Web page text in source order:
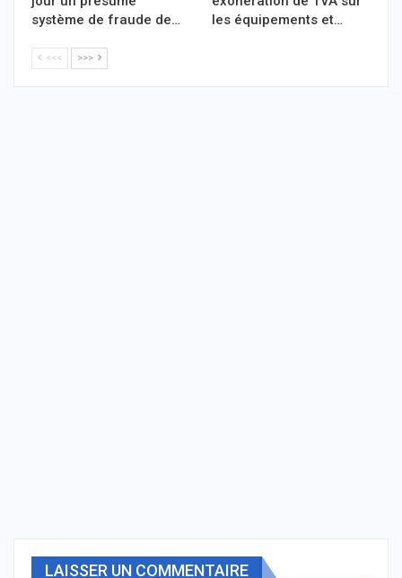
système de fraude de…
les équipements et…
<<< >>>
LAISSER UN COMMENTAIRE